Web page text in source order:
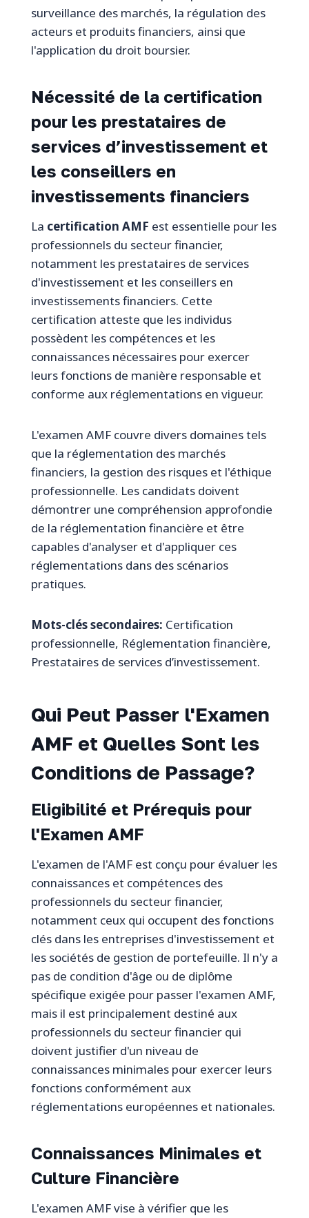
surveillance des marchés, la régulation des
acteurs et produits financiers, ainsi que
l'application du droit boursier.
Nécessité de la certification
pour les prestataires de
services d’investissement et
les conseillers en
investissements financiers
La certification AMF est essentielle pour les
professionnels du secteur financier,
notamment les prestataires de services
d'investissement et les conseillers en
investissements financiers. Cette
certification atteste que les individus
possèdent les compétences et les
connaissances nécessaires pour exercer
leurs fonctions de manière responsable et
conforme aux réglementations en vigueur.
L'examen AMF couvre divers domaines tels
que la réglementation des marchés
financiers, la gestion des risques et l'éthique
professionnelle. Les candidats doivent
démontrer une compréhension approfondie
de la réglementation financière et être
capables d'analyser et d'appliquer ces
réglementations dans des scénarios
pratiques.
Mots-clés secondaires: Certification
professionnelle, Réglementation financière,
Prestataires de services d’investissement.
Qui Peut Passer l'Examen
AMF et Quelles Sont les
Conditions de Passage?
Eligibilité et Prérequis pour
l'Examen AMF
L'examen de l'AMF est conçu pour évaluer les
connaissances et compétences des
professionnels du secteur financier,
notamment ceux qui occupent des fonctions
clés dans les entreprises d'investissement et
les sociétés de gestion de portefeuille. Il n'y a
pas de condition d'âge ou de diplôme
spécifique exigée pour passer l'examen AMF,
mais il est principalement destiné aux
professionnels du secteur financier qui
doivent justifier d'un niveau de
connaissances minimales pour exercer leurs
fonctions conformément aux
réglementations européennes et nationales.
Connaissances Minimales et
Culture Financière
L'examen AMF vise à vérifier que les